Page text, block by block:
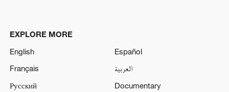
EXPLORE MORE
English
Español
Français
العربية
Русский
Documentary